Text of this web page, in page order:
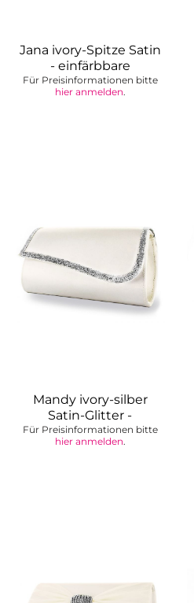
Jana ivory-Spitze Satin
- einfärbbare
Brauttasche
Für Preisinformationen bitte
hier anmelden.
Mandy ivory-silber
Satin-Glitter -
einfärbbare...
Für Preisinformationen bitte
hier anmelden.